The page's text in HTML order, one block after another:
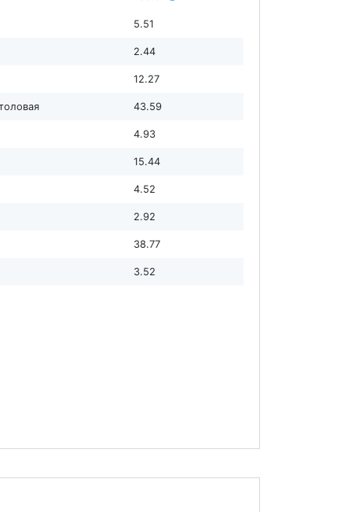
5.51
2.44
12.27
43.59
4.93
15.44
4.52
2.92
38.77
3.52